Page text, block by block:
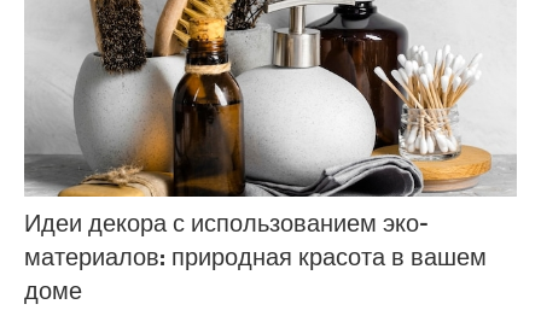
Идеи декора с использованием эко-
материалов: природная красота в вашем
доме